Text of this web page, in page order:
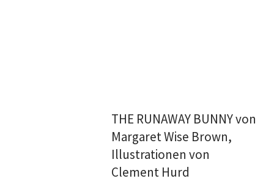
THE RUNAWAY BUNNY von
Margaret Wise Brown,
Illustrationen von
Clement Hurd